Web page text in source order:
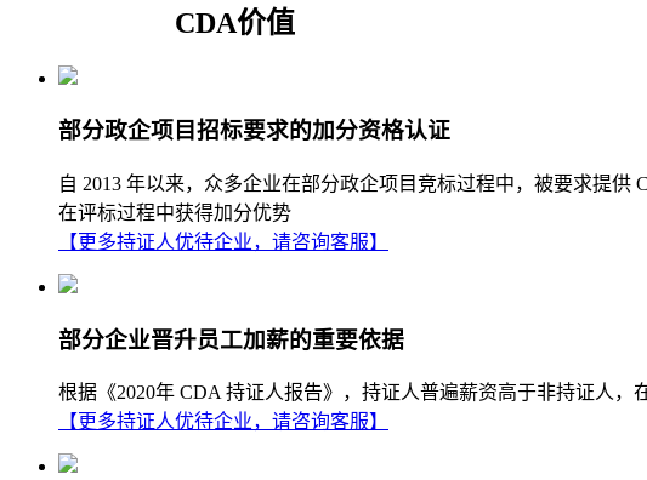
CDA价值
部分政企项目招标要求的加分资格认证
自 2013 年以来，众多企业在部分政企项目竞标过程中，被要求提
在评标过程中获得加分优势
【更多持证人优待企业，请咨询客服】
部分企业晋升员工加薪的重要依据
根据《2020年 CDA 持证人报告》，持证人普遍薪资高于非持证人
【更多持证人优待企业，请咨询客服】